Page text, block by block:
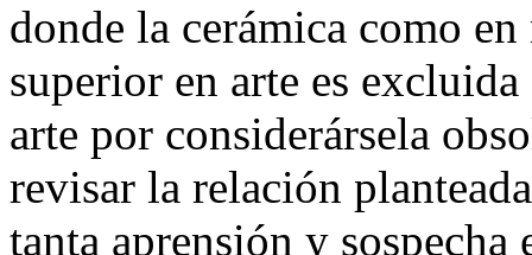
donde la cerámica como en
superior en arte es
arte por considerársela
revisar la relación
tanta aprensión y